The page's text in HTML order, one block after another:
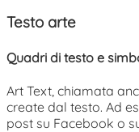
Testo arte
Quadri di testo e
Art Text, chiamata
create dal testo. Ad
post su Facebook o